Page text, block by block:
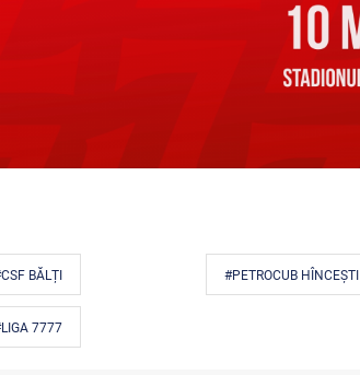
BĂLȚI #PETROCUB HÎNCEȘTI
7777